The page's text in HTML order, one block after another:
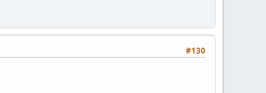
#130